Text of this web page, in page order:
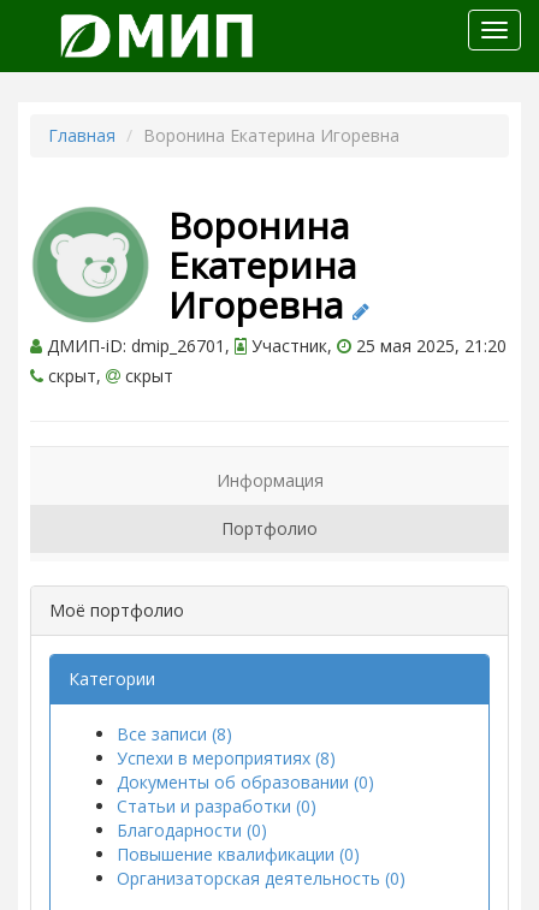
меню
Главная Воронина Екатерина Игоревна
Воронина
Екатерина
Игоревна
ДМИП-iD: dmip_26701, Участник,
25 мая 2025, 21:20
скрыт,
скрыт
Информация
Портфолио
Моё портфолио
Категории
Все записи (8)
Успехи в мероприятиях (8)
Документы об образовании (0)
Статьи и разработки (0)
Благодарности (0)
Повышение квалификации (0)
Организаторская деятельность (0)